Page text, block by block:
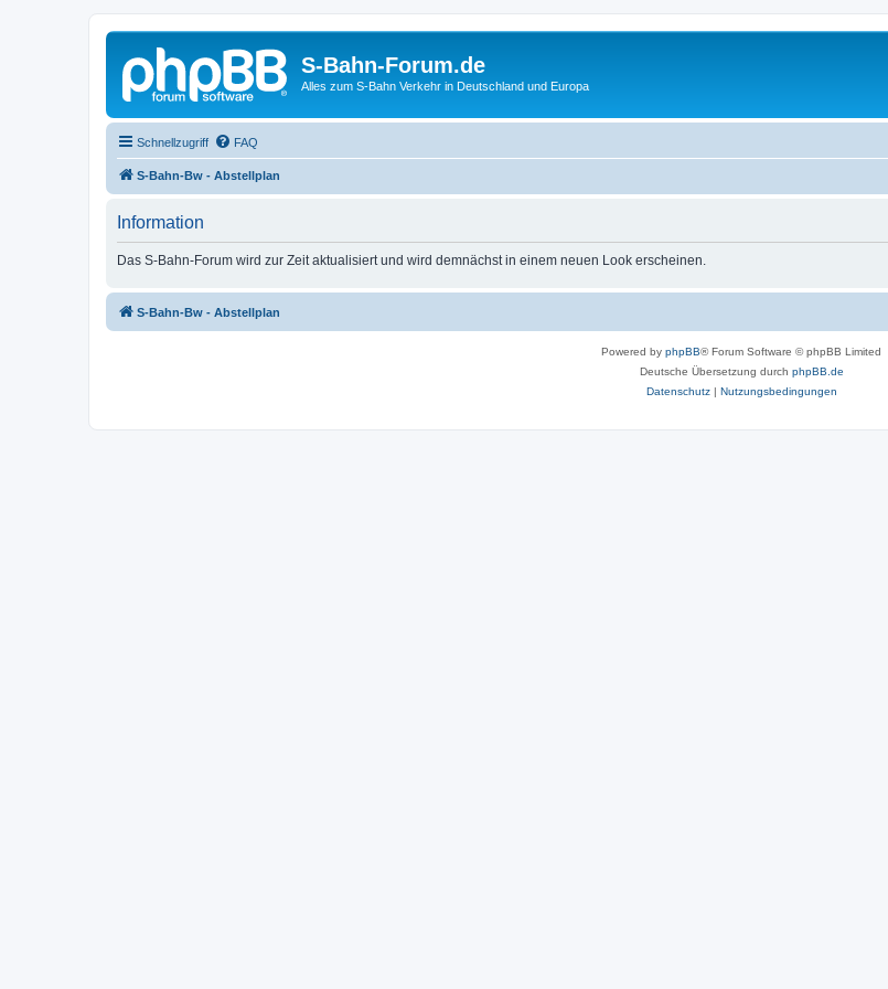
S-Bahn-Forum.de
Alles zum S-Bahn Verkehr in Deutschland und Europa
Schnellzugriff FAQ
S-Bahn-Bw - Abstellplan
Information
Das S-Bahn-Forum wird zur Zeit aktualisiert und wird demnächst in einem neuen Look erscheinen.
S-Bahn-Bw - Abstellplan
Powered by phpBB® Forum Software © phpBB Limited
Deutsche Übersetzung durch phpBB.de
Datenschutz| Nutzungsbedingungen